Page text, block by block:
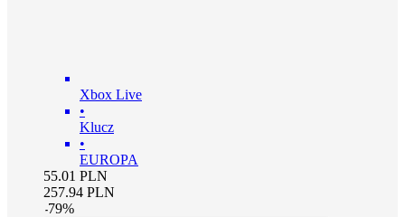
Xbox Live
•
Klucz
•
EUROPA
55.01 PLN
257.94 PLN
-79%